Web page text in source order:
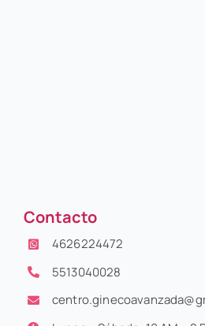
Contacto
4626224472
5513040028